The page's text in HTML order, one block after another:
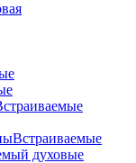
Встраиваемые
духовые